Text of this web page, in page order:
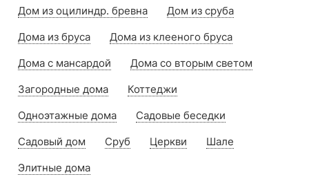
Дом из оцилиндр. бревна
Дом из сруба
Дома из бруса
Дома из клееного бруса
Дома с мансардой
Дома со вторым светом
Загородные дома
Коттеджи
Одноэтажные дома
Садовые беседки
Садовый дом
Сруб Церкви
Шале
Элитные дома